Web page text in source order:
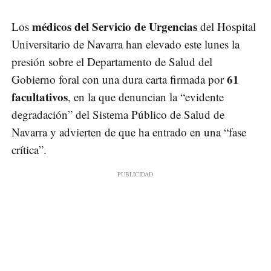
Los médicos del Servicio de Urgencias del Hospital
Universitario de Navarra han elevado este lunes la
presión sobre el Departamento de Salud del
Gobierno foral con una dura carta firmada por61
facultativos, en la que denuncian la “evidente
degradación” del Sistema Público de Salud de
Navarra y advierten de que ha entrado en una “fase
crítica”.